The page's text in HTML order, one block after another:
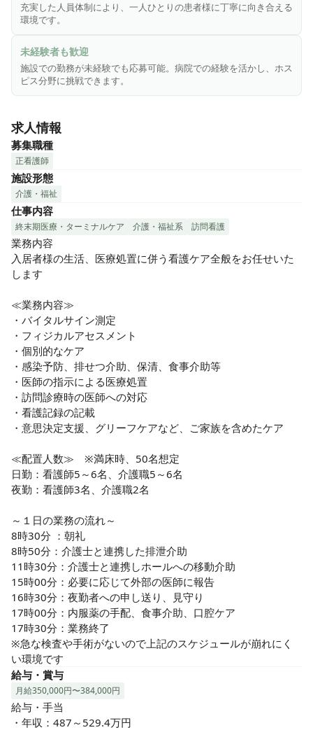
充実した人員体制により、一人ひとりの患者様に丁寧に向き合える
環境です。
未経験者も歓迎
施設での勤務が未経験でも応募可能。病院での経験を活かし、ホス
ピス分野に挑戦できます。
求人情報
募集職種
正看護師
施設形態
介護・福祉
仕事内容
終末期医療・ターミナルケア 介護・福祉系 訪問看護
業務内容
入居者様の生活、医療処置に併う看護ケア全般をお任せいた
します
≪業務内容≫
・バイタルサイン測定
・フィジカルアセスメント
・個別的なケア
・感染予防、排せつ介助、保清、食事介助等
・医師の指示による医療処置
・訪問診療時の医師への対応
・看護記録の記載
・意思決定支援、グリーフケアなど、ご家族を含めたケア
≪配置人数≫　※満床時、50名想定
日勤：看護師5～6名、介護職5～6名
夜勤：看護師3名、介護職2名
～１日の業務の流れ～
8時30分 ：朝礼
8時50分：介護士と連携した排泄介助
11時30分：介護士と連携しホールへの移動介助
15時00分：必要に応じて外部の医師に報告
16時30分：夜勤者への申し送り、見守り
17時00分：内服薬の手配、食事介助、口腔ケア
17時30分：業務終了
※急な検査や手術がないので上記のスケジュールが崩れにく
い環境です
給与・賞与
月給350,000円〜384,000円
給与・手当
・年収：487～529.4万円